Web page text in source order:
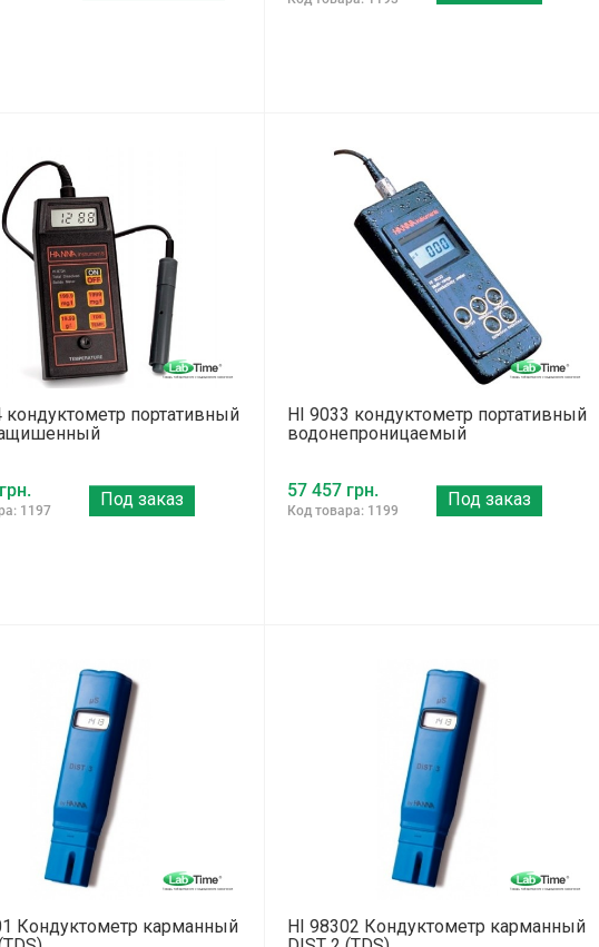
кондуктометр портативный
1197
Под заказ
HI 9033 кондуктометр портативный
водонепроницаемый
57 457 грн.
Код товара: 1199
Под заказ
Кондуктометр карманный
HI 98302 Кондуктометр карманный